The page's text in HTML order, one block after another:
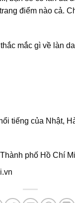
điểm nào cả.
mắc gì về làn
tiếng của Nhật,
phố Hồ Chí